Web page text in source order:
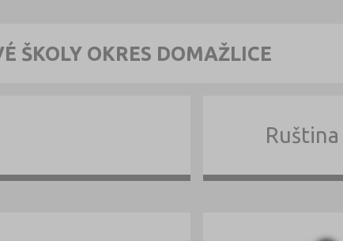
ŠKOLY OKRES DOMAŽLICE
Ruština